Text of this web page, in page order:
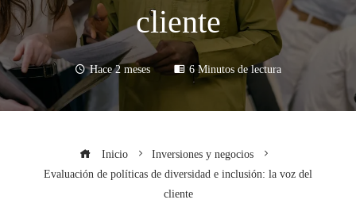
cliente
Hace 2 meses 6 Minutos de lectura
Inicio
Inversiones y negocios
Evaluación de políticas de diversidad e inclusión: la voz del
cliente